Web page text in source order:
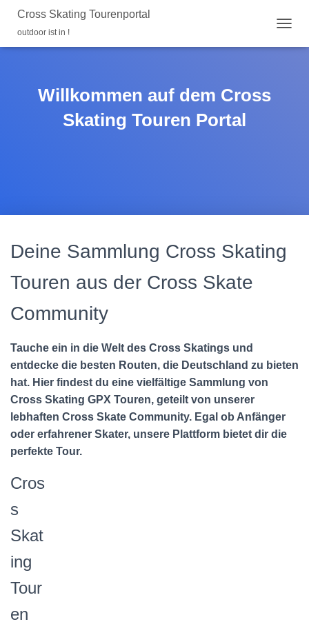
Cross Skating Tourenportal
outdoor ist in !
A
H
T
Willkommen auf dem Cross
Skating Touren Portal
Deine Sammlung Cross Skating
Touren aus der Cross Skate
Community
Tauche ein in die Welt des Cross Skatings und
entdecke die besten Routen, die Deutschland zu bieten
hat. Hier findest du eine vielfältige Sammlung von
Cross Skating GPX Touren, geteilt von unserer
lebhaften Cross Skate Community. Egal ob Anfänger
oder erfahrener Skater, unsere Plattform bietet dir die
perfekte Tour.
Cros
s
Skat
ing
Tour
en